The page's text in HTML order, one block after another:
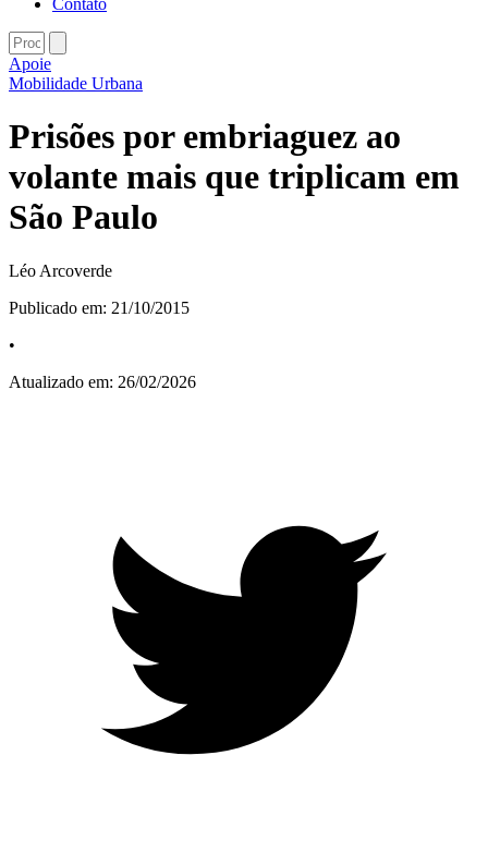
Contato
Apoie
Mobilidade Urbana
Prisões por embriaguez ao
volante mais que triplicam em
São Paulo
Léo Arcoverde
Publicado em: 21/10/2015
•
Atualizado em: 26/02/2026